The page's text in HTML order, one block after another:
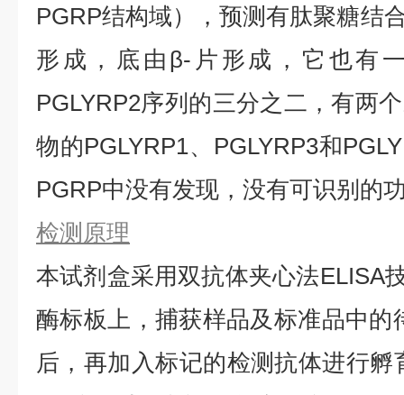
PGRP结构域），预测有肽聚糖结
形成，底由β-片形成，它也有
PGLYRP2序列的三分之二，有两
物的PGLYRP1、PGLYRP3和
PGRP中没有发现，没有可识别的
检测原理
本试剂盒采用双抗体夹心法ELISA
酶标板上，捕获样品及标准品中的
后，再加入标记的检测抗体进行孵